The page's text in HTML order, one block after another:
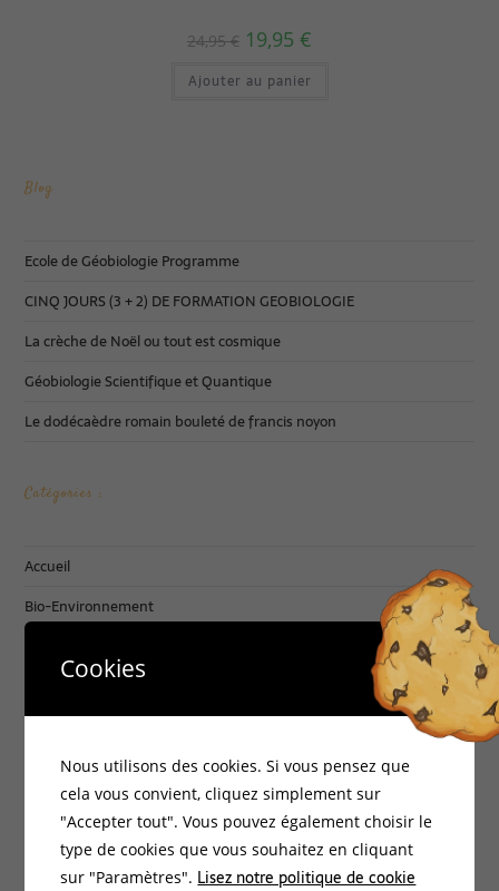
24,95€ 19,95 €
Ajouter au panier
Blog
Ecole de Géobiologie Programme
CINQ JOURS (3 + 2) DE FORMATION GEOBIOLOGIE
La crèche de Noël ou tout est cosmique
Géobiologie Scientifique et Quantique
Le dodécaèdre romain bouleté de francis noyon
Catégories :
Accueil
Bio-Environnement
Habitat Santé
Non classé
Philosophie
Cookies
Nous utilisons des cookies. Si vous pensez que
cela vous convient, cliquez simplement sur
"Accepter tout". Vous pouvez également choisir le
type de cookies que vous souhaitez en cliquant
sur "Paramètres". Lisez notre politique de cookie